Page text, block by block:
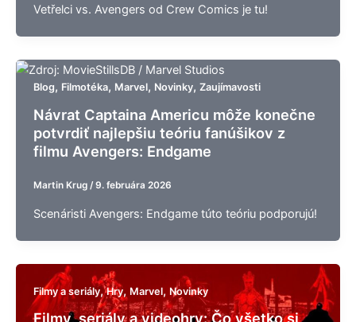
Vetřelci vs. Avengers od Crew Comics je tu!
Blog, Filmotéka, Marvel, Novinky, Zaujímavosti
Návrat Captaina Americu môže konečne
potvrdiť najlepšiu teóriu fanúšikov z
filmu Avengers: Endgame
Martin Krug / 9. februára 2026
Scenáristi Avengers: Endgame túto teóriu podporujú!
Filmy a seriály,Hry, Marvel, Novinky
Filmy, seriály a videohry: Čo všetko si